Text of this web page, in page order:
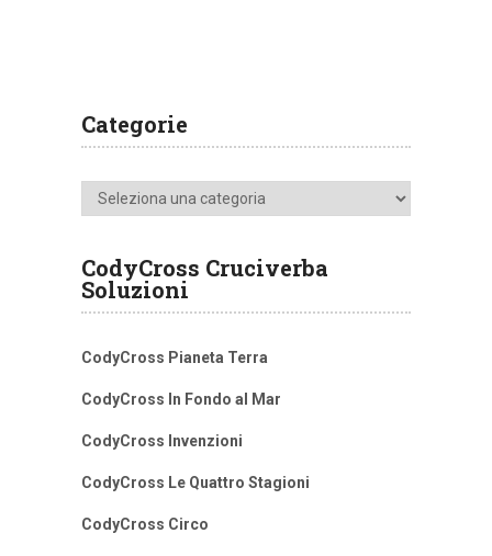
Categorie
Categorie
CodyCross Cruciverba
Soluzioni
CodyCross Pianeta Terra
CodyCross In Fondo al Mar
CodyCross Invenzioni
CodyCross Le Quattro Stagioni
CodyCross Circo